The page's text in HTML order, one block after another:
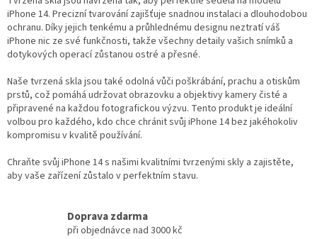
v
k
y
v
p
i
s
u
iPhone 14. Precizní tvarování zajišťuje snadnou instalaci a dlouhodobou
ochranu. Díky jejich tenkému a průhlednému designu neztratí váš
iPhone nic ze své funkčnosti, takže všechny detaily vašich snímků a
dotykových operací zůstanou ostré a přesné.
Naše tvrzená skla jsou také odolná vůči poškrábání, prachu a otiskům
prstů, což pomáhá udržovat obrazovku a objektivy kamery čisté a
připravené na každou fotografickou výzvu. Tento produkt je ideální
volbou pro každého, kdo chce chránit svůj iPhone 14 bez jakéhokoliv
kompromisu v kvalitě používání.
Chraňte svůj iPhone 14 s našimi kvalitními tvrzenými skly a zajistěte,
aby vaše zařízení zůstalo v perfektním stavu.
Doprava zdarma
při objednávce nad 3000 kč